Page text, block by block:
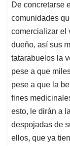
De concretarse
comunidades
comercializar el
dueño, así sus
tatarabuelos la
pese a que
pese a que la
fines
esto, le dirán a
despojadas de
ellos, que ya